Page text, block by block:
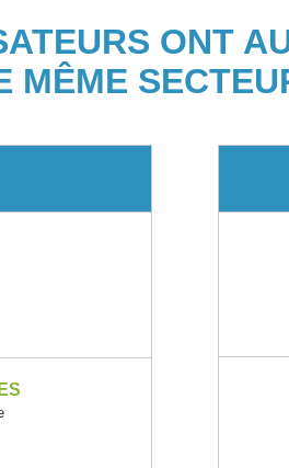
ONT
MÊME